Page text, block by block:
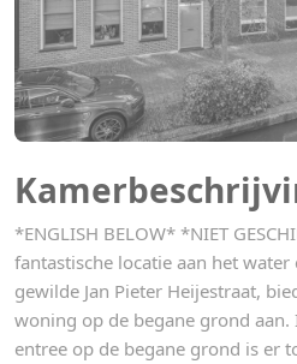
*ENGLISH BELOW* *NIET
fantastische locatie aan het
gewilde Jan Pieter Heijestraat,
woning op de begane grond aan.
entree op de begane grond is er